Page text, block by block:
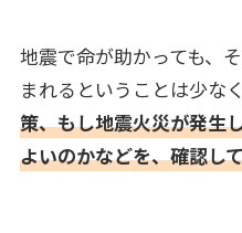
地震で命が助かっても、
まれるということは少な
策、もし地震火災が発生
よいのかなどを、確認し